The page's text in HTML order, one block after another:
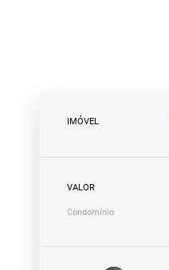
IMÓVEL
VALOR
Condomínio